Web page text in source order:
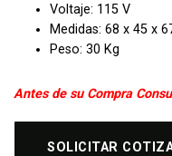
Voltaje: 115 V
Medidas: 68 x 45 x
Peso: 30 Kg
Antes de su Compra
SOLICITAR